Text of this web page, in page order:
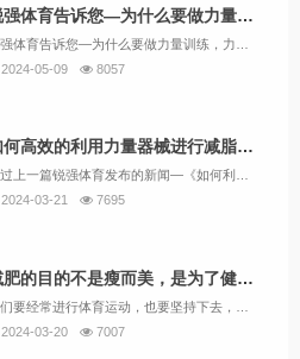
锐强体育告诉您—为什么要做力量训练
2024-05-09
8057
如何高效的利用力量器械进行减脂训练
通过上一篇锐强体育发布的新闻—《如何利用跑步机正确锻炼身体》，我们知道跑步只能锻炼心肺功能，也能辅助减少一些部位的脂肪，并不能将身材修饰得好看，只有配合适当的力量训练才能塑造出优美的身材。尤其对于女生来说，力量训练并不会将你变成“肌肉女”，只会让你的整体线条变得更好。锐强体育为您讲解一下如何高效的利用力量器械进行减脂训练。
2024-03-21
7695
减肥的目的不是瘦而美，是为了健康美
2024-03-20
7007